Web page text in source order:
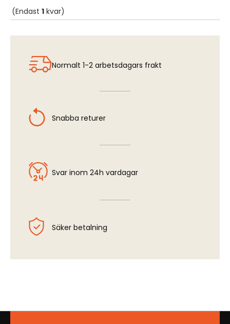
(Endast 1 kvar)
Normalt 1-2 arbetsdagars frakt
Snabba returer
Svar inom 24h vardagar
Säker betalning